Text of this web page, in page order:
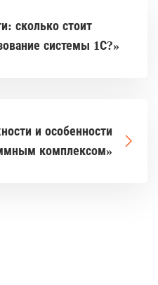
сколько стоит
системы 1С?»
и особенности
комплексом»